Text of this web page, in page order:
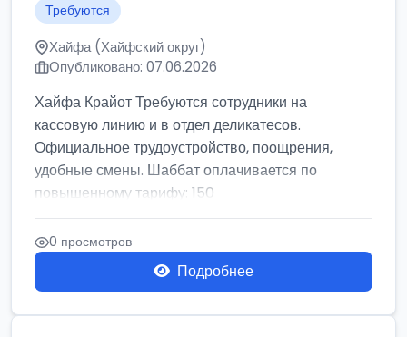
Требуются
Хайфа (Хайфский округ)
Опубликовано: 07.06.2026
Хайфа Крайот Требуются сотрудники на
кассовую линию и в отдел деликатесов.
Официальное трудоустройство, поощрения,
удобные смены. Шаббат оплачивается по
повышенному тарифу: 150
0 просмотров
Подробнее